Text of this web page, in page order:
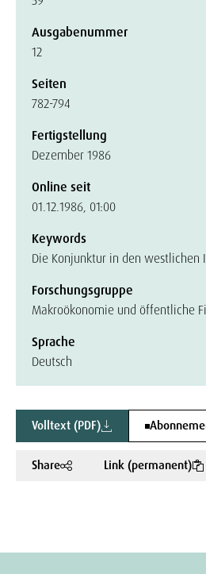
Ausgabenummer
12
Seiten
782-794
Fertigstellung
Dezember 1986
Online seit
01.12.1986, 01:00
Keywords
Die Konjunktur in den westlichen
Forschungsgruppe
Makroökonomie und öffentliche
Sprache
Deutsch
Volltext (PDF)
Share Link (permanent)